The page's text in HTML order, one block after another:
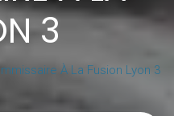
3
À La Fusion Lyon 3